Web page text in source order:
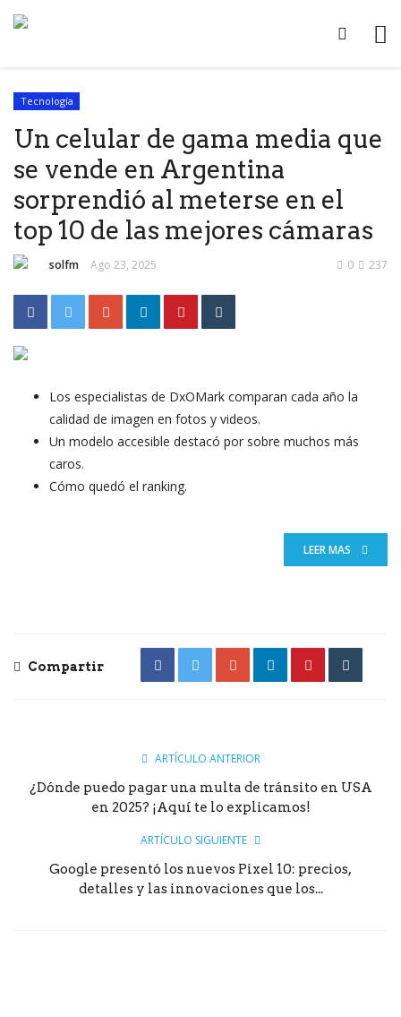
Tecnología
Un celular de gama media que
se vende en Argentina
sorprendió al meterse en el
top 10 de las mejores cámaras
solfm Ago 23, 2025 237
0
Los especialistas de DxOMark comparan cada año la
calidad de imagen en fotos y videos.
Un modelo accesible destacó por sobre muchos más
caros.
Cómo quedó el ranking.
LEER MAS
Compartir
ARTÍCULO ANTERIOR
¿Dónde puedo pagar una multa de tránsito en USA
en 2025? ¡Aquí te lo explicamos!
ARTÍCULO SIGUIENTE
Google presentó los nuevos Pixel 10: precios,
detalles y las innovaciones que los...